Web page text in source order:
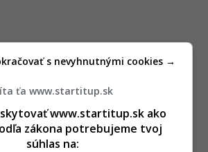
ťa www.startitup.sk
www.startitup.sk ako
zákona potrebujeme tvoj
súhlas na:
s nevyhnutnými cookies →